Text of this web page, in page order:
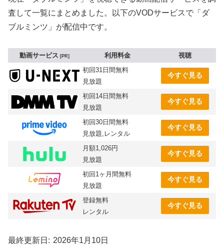
査して一覧にまとめました。以下のVODサービスで「ダ
ブルミンツ」が配信中です。
動画サービス PR 利用料金
視聴
初回31日間無料
見放題
今すぐ見る
初回14日間無料
見放題
今すぐ見る
初回30日間無料
見放題,レンタル
今すぐ見る
月額1,026円
見放題
今すぐ見る
初回1ヶ月間無料
見放題
今すぐ見る
登録無料
レンタル
今すぐ見る
最終更新日 2026年1月10日